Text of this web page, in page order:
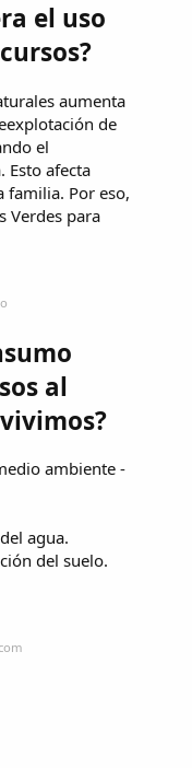
el uso
aumenta
de
el
Esto afecta
familia. Por eso,
Verdes para
al
ambiente -
agua.
del suelo.